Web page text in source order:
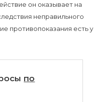
он оказывает на
неправильного
противопоказания есть у
по